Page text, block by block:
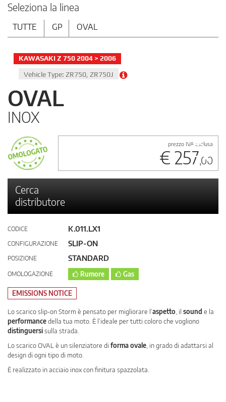
Seleziona la linea
TUTTE GP OVAL
KAWASAKI Z 750 2004 > 2006
Vehicle Type: ZR750, ZR750J
OVAL
INOX
prezzo IVA esclusa
€ 257,00
Cerca
distributore
CODICE K.011.LX1
CONFIGURAZIONE SLIP-ON
POSIZIONE STANDARD
OMOLOGAZIONE Rumore Gas
EMISSIONS NOTICE
Lo scarico slip-on Storm è pensato per migliorare l’aspetto , il sound e la
performancedella tua moto. È l’ideale per tutti coloro che vogliono
distinguersisulla strada.
Lo scarico OVAL è un silenziatore di forma ovale , in grado di adattarsi al
design di ogni tipo di moto.
È realizzato in acciaio inox con finitura spazzolata.